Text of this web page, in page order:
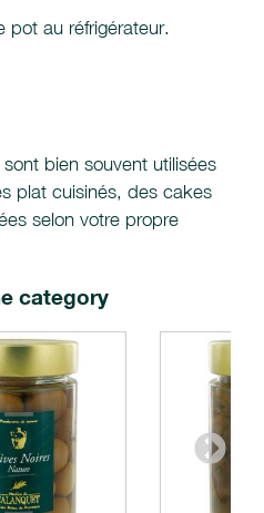
pot au réfrigérateur.
bien souvent utilisées
plat cuisinés, des cakes
selon votre propre
category